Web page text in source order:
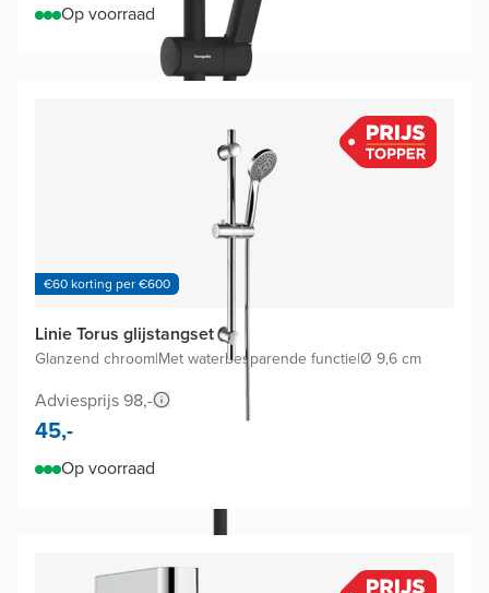
Op voorraad
€60 korting per €600
Linie Torus glijstangset
Glanzend chroom|Met waterbesparende functie|Ø 9,6 cm
Adviesprijs 98,-
45,-
Op voorraad